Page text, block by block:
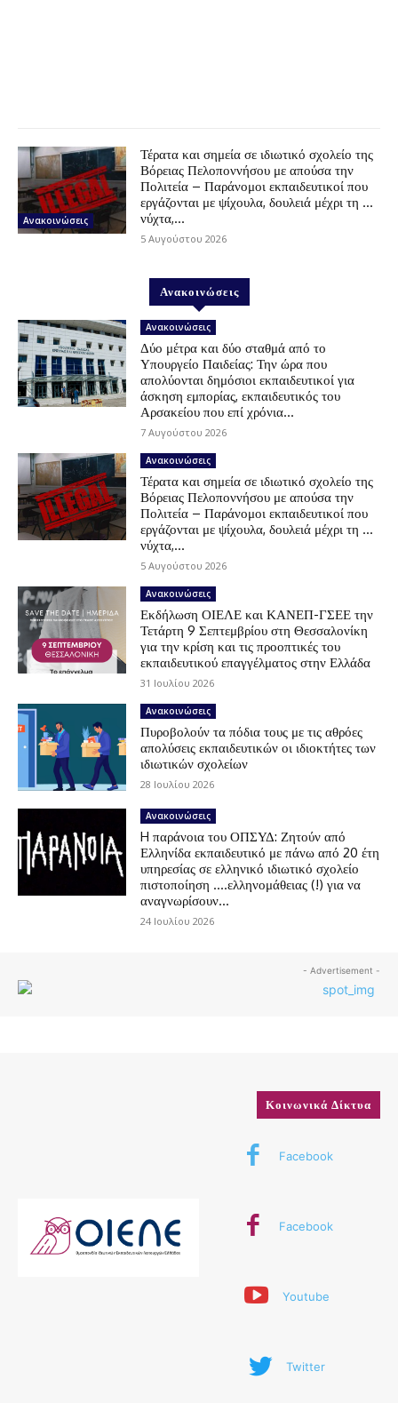
Ανακοινώσεις
Τέρατα και σημεία σε ιδιωτικό σχολείο της
Βόρειας Πελοποννήσου με απούσα την
Πολιτεία – Παράνομοι εκπαιδευτικοί που
εργάζονται με ψίχουλα, δουλειά μέχρι τη …
νύχτα,...
5 Αυγούστου 2026
Ανακοινώσεις
Ανακοινώσεις
Δύο μέτρα και δύο σταθμά από το
Υπουργείο Παιδείας: Την ώρα που
απολύονται δημόσιοι εκπαιδευτικοί για
άσκηση εμπορίας, εκπαιδευτικός του
Αρσακείου που επί χρόνια...
7 Αυγούστου 2026
Ανακοινώσεις
Τέρατα και σημεία σε ιδιωτικό σχολείο της
Βόρειας Πελοποννήσου με απούσα την
Πολιτεία – Παράνομοι εκπαιδευτικοί που
εργάζονται με ψίχουλα, δουλειά μέχρι τη …
νύχτα,...
5 Αυγούστου 2026
Ανακοινώσεις
Εκδήλωση ΟΙΕΛΕ και ΚΑΝΕΠ-ΓΣΕΕ την
Τετάρτη 9 Σεπτεμβρίου στη Θεσσαλονίκη
για την κρίση και τις προοπτικές του
εκπαιδευτικού επαγγέλματος στην Ελλάδα
31 Ιουλίου 2026
Ανακοινώσεις
Πυροβολούν τα πόδια τους με τις αθρόες
απολύσεις εκπαιδευτικών οι ιδιοκτήτες των
ιδιωτικών σχολείων
28 Ιουλίου 2026
Ανακοινώσεις
H παράνοια του ΟΠΣΥΔ: Ζητούν από
Ελληνίδα εκπαιδευτικό με πάνω από 20 έτη
υπηρεσίας σε ελληνικό ιδιωτικό σχολείο
πιστοποίηση ….ελληνομάθειας (!) για να
αναγνωρίσουν...
24 Ιουλίου 2026
- Advertisement -
Κοινωνικά Δίκτυα
Facebook
Facebook
Youtube
Twitter